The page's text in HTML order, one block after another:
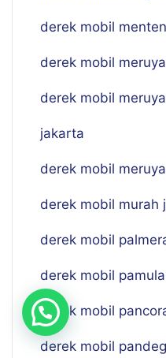
derek mobil
derek mobil meruya
derek mobil
jakarta
derek mobil
derek mobil murah
derek mobil
derek mobil
derek mobil
derek mobil